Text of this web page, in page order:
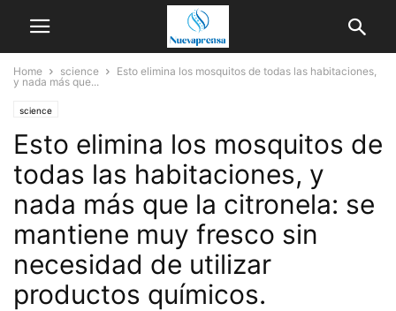
Home science
Esto elimina los mosquitos de todas las habitaciones,
y nada más que...
science
Esto elimina los mosquitos de
todas las habitaciones, y
nada más que la citronela: se
mantiene muy fresco sin
necesidad de utilizar
productos químicos.